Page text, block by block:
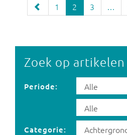
1 2 3 ...
Zoek op artikelen
Periode:
Categorie: